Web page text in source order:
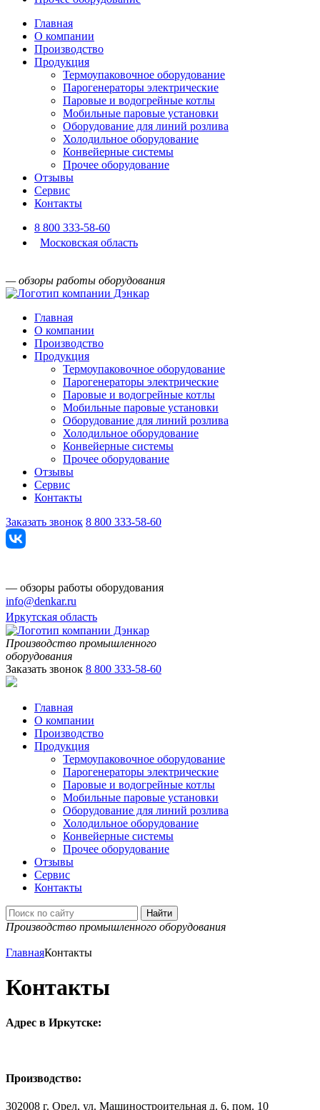
Главная
О компании
Производство
Продукция
Термоупаковочное оборудование
Парогенераторы электрические
Паровые и водогрейные котлы
Мобильные паровые установки
Оборудование для линий розлива
Холодильное оборудование
Конвейерные системы
Прочее оборудование
Отзывы
Сервис
Контакты
8 800 333-58-60
Московская область
— обзоры работы оборудования
Главная
О компании
Производство
Продукция
Термоупаковочное оборудование
Парогенераторы электрические
Паровые и водогрейные котлы
Мобильные паровые установки
Оборудование для линий розлива
Холодильное оборудование
Конвейерные системы
Прочее оборудование
Отзывы
Сервис
Контакты
Заказать звонок 8 800 333-58-60
— обзоры работы оборудования
info@denkar.ru
Иркутская область
Производство промышленного
оборудования
Заказать звонок 8 800 333-58-60
Главная
О компании
Производство
Продукция
Термоупаковочное оборудование
Парогенераторы электрические
Паровые и водогрейные котлы
Мобильные паровые установки
Оборудование для линий розлива
Холодильное оборудование
Конвейерные системы
Прочее оборудование
Отзывы
Сервис
Контакты
Производство промышленного оборудования
ГлавнаяКонтакты
Контакты
Адрес в Иркутске:
Производство:
302008 г. Орел, ул. Машиностроительная д. 6, пом. 10